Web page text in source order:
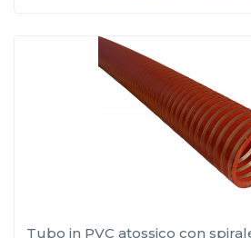
Tubo in PVC atossico con